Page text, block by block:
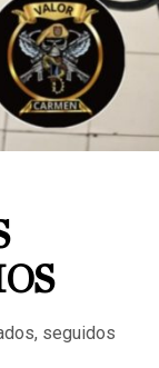
seguidos